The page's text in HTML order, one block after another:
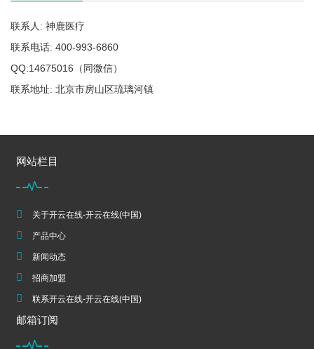
联系人: 神鹿医疗
联系电话: 400-993-6860
QQ:14675016（同微信）
联系地址: 北京市房山区琉璃河镇
网站栏目
关于开云在线-开云在线(中国)
产品中心
新闻动态
招商加盟
联系开云在线-开云在线(中国)
邮箱订阅